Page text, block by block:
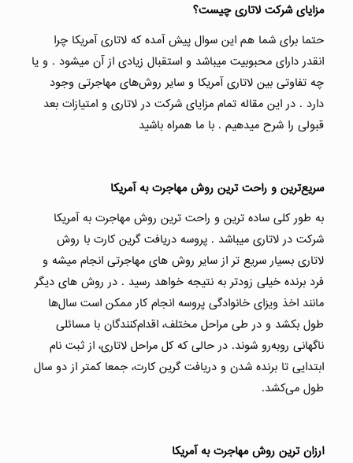
مزایای شرکت لاتاری چیست؟
حتما برای شما هم این سوال پیش آمده که لاتاری آمریکا چرا
انقدر دارای محبوبیت میباشد و استقبال زیادی از آن میشود . و یا
چه تفاوتی بین لاتاری آمریکا و سایر روش‌های مهاجرتی وجود
دارد . در این مقاله تمام مزایای شرکت در لاتاری و امتیازات بعد
قبولی را شرح میدهیم . با ما همراه باشید
سریع‌ترین و راحت ترین روش مهاجرت به آمریکا
به طور کلی ساده ترین و راحت ترین روش مهاجرت به آمریکا
شرکت در لاتاری میباشد . پروسه دریافت گرین کارت با روش
لاتاری بسیار سریع تر از سایر روش های مهاجرتی انجام میشه و
فرد برنده خیلی زودتر به نتیجه خواهد رسید . در روش های دیگر
مانند اخذ ویزای خانوادگی پروسه انجام کار ممکن است سال‌ها
طول بکشد و در طی مراحل مختلف، اقدام‌کنندگان با مسائلی
ناگهانی روبه‌رو شوند. در حالی که کل مراحل لاتاری، از ثبت نام
ابتدایی تا برنده شدن و دریافت گرین کارت، جمعا کمتر از دو سال
طول می‌کشد.
ارزان ترین روش مهاجرت به آمریکا